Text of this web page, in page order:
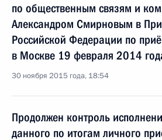
по общественным связям и
Александром Смирновым в
Российской Федерации по
в Москве 19 февраля 2014
30 ноября 2015 года, 18:54
Продолжен контроль
данного по итогам личного